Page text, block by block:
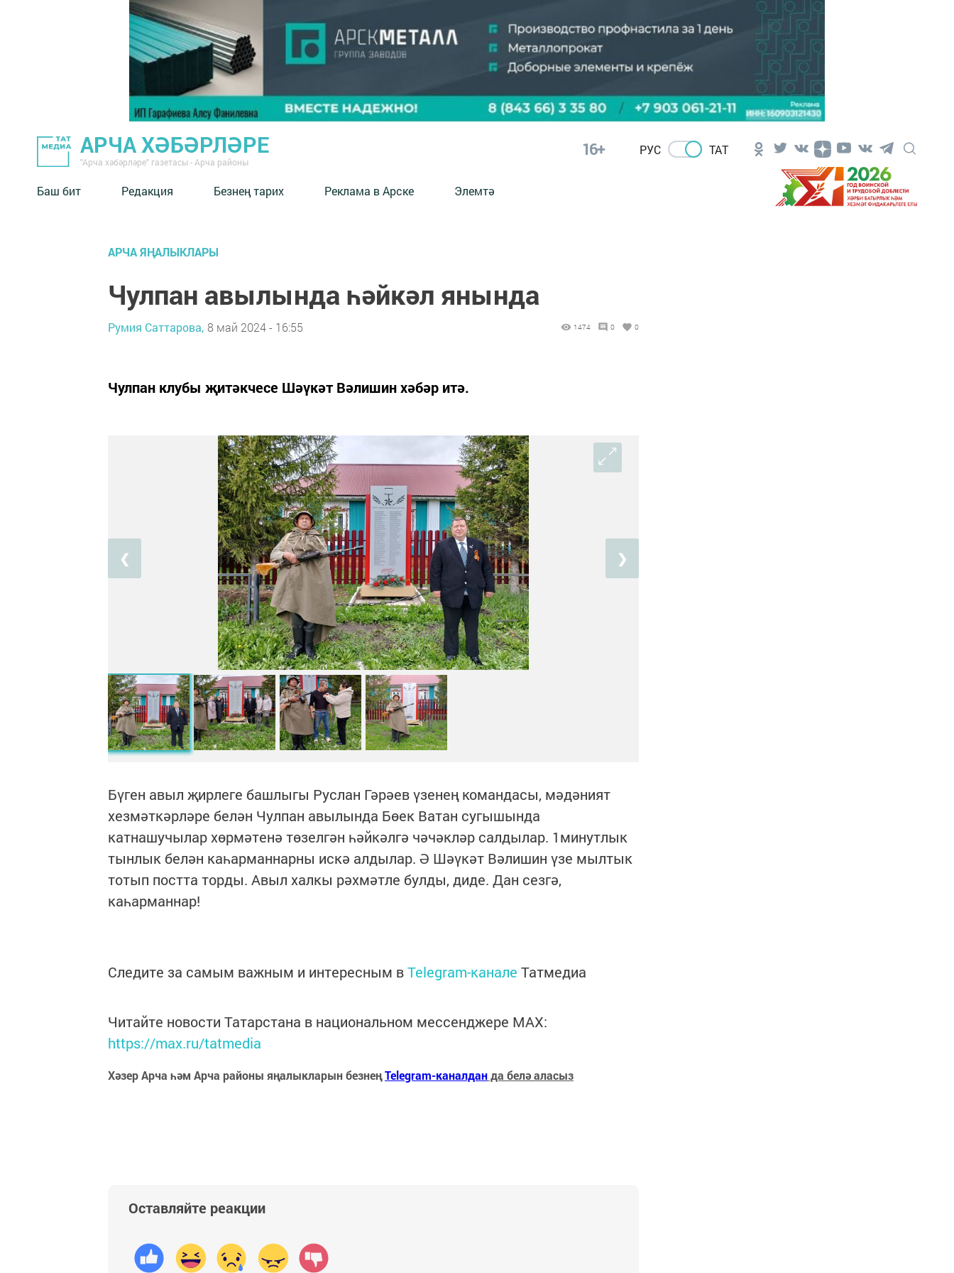
АРЧА ХӘБӘРЛӘРЕ
"Арча хәбәрләре" газетасы - Арча районы
16+ РУС ТАТ
Баш бит Редакция Безнең тарих Реклама в Арске Элемтә
АРЧА ЯҢАЛЫКЛАРЫ
Чулпан авылында һәйкәл янында
Румия Саттарова, 8 май 2024 - 16:55 1474 0 0
Чулпан клубы җитәкчесе Шәүкәт Вәлишин хәбәр итә.
❮ ❯
Бүген авыл җирлеге башлыгы Руслан Гәрәев үзенең командасы, мәдәният
хезмәткәрләре белән Чулпан авылында Бөек Ватан сугышында
катнашучылар хөрмәтенә төзелгән һәйкәлгә чәчәкләр салдылар. 1минутлык
тынлык белән каһарманнарны искә алдылар. Ә Шәүкәт Вәлишин үзе мылтык
тотып постта торды. Авыл халкы рәхмәтле булды, диде. Дан сезгә,
каһарманнар!
Следите за самым важным и интересным вTelegram-канале Татмедиа
Читайте новости Татарстана в национальном мессенджере MАХ:
https://max.ru/tatmedia
Хәзер Арча һәм Арча районы яңалыкларын безнеңTelegram-каналданда белә аласыз
Оставляйте реакции